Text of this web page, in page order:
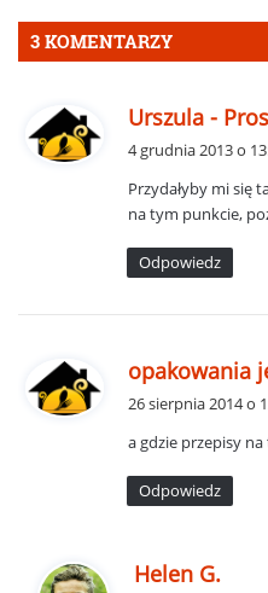
3 KOMENTARZY
Urszula -
4 grudnia 2013 o
Przydałyby mi się
na tym punkcie,
Odpowiedz
opakowania
26 sierpnia 2014 o
a gdzie przepisy
Odpowiedz
Helen G.